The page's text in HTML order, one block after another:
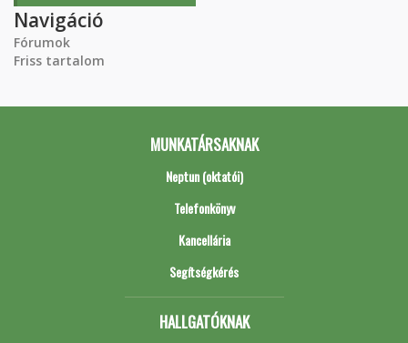
Navigáció
Fórumok
Friss tartalom
MUNKATÁRSAKNAK
Neptun (oktatói)
Telefonkönyv
Kancellária
Segítségkérés
HALLGATÓKNAK